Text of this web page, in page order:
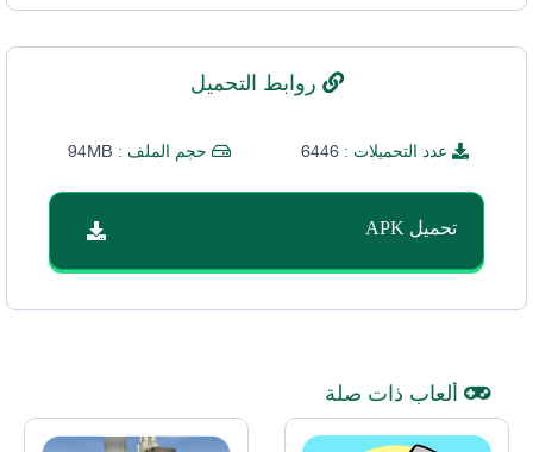
روابط التحميل
عدد التحميلات :6446 حجم الملف : 94MB
تحميل APK
ألعاب ذات صلة